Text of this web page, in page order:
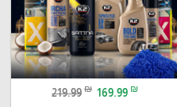
219.99 ₪ 169.99 ₪